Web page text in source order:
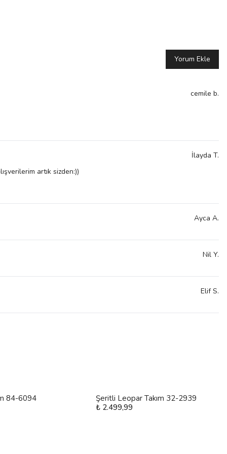
Yorum Ekle
cemile b.
İlayda T.
artık sizden:))
Ayca A.
Nil Y.
Elif S.
84-6094
Şeritli Leopar Takım 32-2939
₺ 2.499,99